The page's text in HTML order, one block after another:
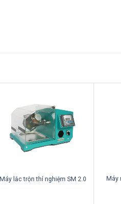
Máy lắc trộn thí nghiệm SM 2.0
Máy